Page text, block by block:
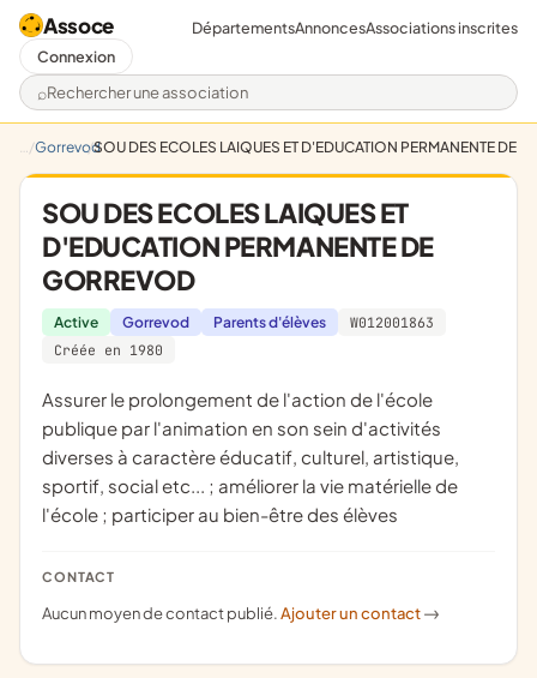
Assoce
Rechercher une association
DépartementsAnnoncesAssociations inscrites
Connexion
GorrevodSOU DES ECOLES LAIQUES ET D'EDUCATION PERMANENTE DE
SOU DES ECOLES LAIQUES ET
D'EDUCATION PERMANENTE DE
GORREVOD
Active Gorrevod Parents d'élèves
W012001863
Créée en 1980
assurer le prolongement de l'action de l'école
publique par l'animation en son sein d'activités
diverses à caractère éducatif, culturel, artistique,
sportif, social etc... ; améliorer la vie matérielle de
l'école ; participer au bien-être des élèves
CONTACT
Aucun moyen de contact publié.Ajouter un contact ->